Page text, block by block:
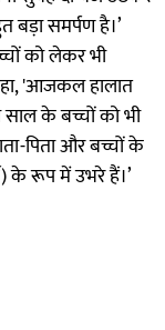
समर्पण है।’
को लेकर भी
'आजकल हालात
के बच्चों को भी
पिता और बच्चों के
के रूप में उभरे हैं।’